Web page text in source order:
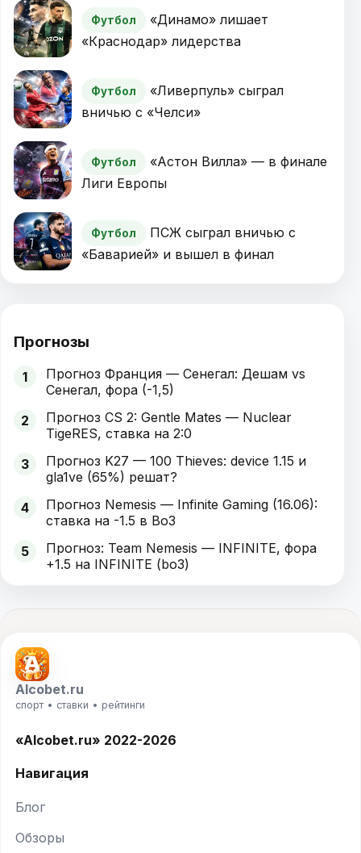
Футбол
«Динамо» лишает
«Краснодар» лидерства
Футбол
«Ливерпуль» сыграл
вничью с «Челси»
Футбол
«Астон Вилла» — в финале
Лиги Европы
Футбол
ПСЖ сыграл вничью с
«Баварией» и вышел в финал
Прогнозы
1
Прогноз Франция — Сенегал: Дешам vs
Сенегал, фора (-1,5)
2
Прогноз CS 2: Gentle Mates — Nuclear
TigeRES, ставка на 2:0
3
Прогноз K27 — 100 Thieves: device 1.15 и
gla1ve (65%) решат?
4
Прогноз Nemesis — Infinite Gaming (16.06):
ставка на -1.5 в Bo3
5
Прогноз: Team Nemesis — INFINITE, фора
+1.5 на INFINITE (bo3)
Alcobet.ru
спорт • ставки • рейтинги
«Alcobet.ru» 2022-2026
Навигация
Блог
Обзоры